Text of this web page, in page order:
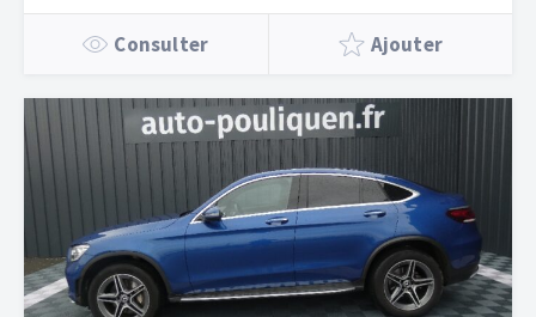
Consulter Ajouter